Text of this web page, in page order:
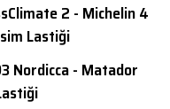
2 - Michelin 4
Lastiği
Nordicca - Matador